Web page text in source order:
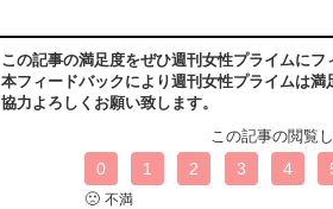
この記事の満足度をぜひ週刊女性プライムにフ
本フィードバックにより週刊女性プライムは
協力よろしくお願い致します。
この記事の閲覧
0 1 2 3 4
🙁 不満